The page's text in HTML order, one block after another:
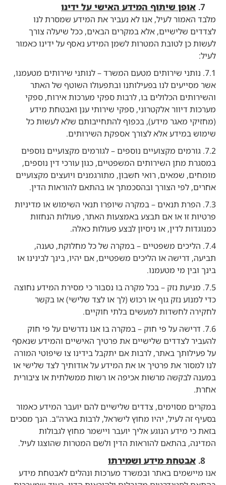
אופן שיתוף המידע האישי על ידינו
מלבד האמור לעיל, אנו לא נעביר את המידע שמסרת לנו
לצדדים שלישיים, אלא במקרים הבאים, ככל שיעלה צורך
לעשות כן לטובת המטרות לשמן המידע נאסף על ידינו כאמור
לעיל:
7.1. נותני שירותים מטעם המשרד – לנותני שירותים מטעמנו,
אשר מסייעים לנו בפעילותנו ובתפעולו השוטף של האתר
והשירותים הכלולים בו, לרבות ספקי מערכות אירוח, ספקי
מערכות דיוור אלקטרוני, ספקי שירותי ענן ואבטחת מידע
(מחזיקי מאגר מידע), בכפוף להתחייבותם שלא לעשות כל
שימוש במידע אלא לצורך אספקת השירותים.
7.2. גורמים מקצועיים נוספים – לגורמים מקצועיים נוספים
במסגרת מתן השירותים המשפטיים, כגון עורכי דין נוספים,
מומחים, שמאים, רואי חשבון, מתורגמנים ויועצים מקצועיים
אחרים, לפי הצורך ובהסכמתך או בהתאם להוראות הדין.
7.3. הפרת תנאים – במקרה שיופרו תנאי השימוש או מדיניות
פרטיות זו או אם תבצע באמצעות האתר, פעולות הנחזות
כמנוגדות לדין, או ניסיון לבצע פעולות כאלה.
7.4. הליכים משפטיים – במקרה של כל מחלוקת, טענה,
תביעה, דרישה או הליכים משפטיים, אם יהיו, בינך לבינינו או
בינך ובין מי מטעמנו.
7.5. מניעת נזק – בכל מקרה בו נסבור כי מסירת המידע נחוצה
כדי למנוע נזק גוף או רכוש (לך או לצד שלישי) או בקשר
לחקירה לחשדות למעשים בלתי חוקיים.
7.6. דרישה על פי חוק – במקרה בו אנו נדרשים על פי חוק
להעביר לצדדים שלישיים את פרטיך האישיים והמידע שנאסף
על פעילותך באתר, לרבות אם יתקבל בידינו צו שיפוטי המורה
לנו למסור את פרטיך או את המידע על אודותיך לצד שלישי או
במענה לבקשה מרשות אכיפה או רשות ממשלתית או ציבורית
אחרת.
במקרים מסוימים, צדדים שלישיים להם יועבר המידע כאמור
בסעיף זה לעיל, יהיו מחוץ לישראל, לרבות בארה"ב. הנך מסכים
בזאת כי מידע הנוגע אליך יועבר ויישמר מחוץ לגבולות
המדינה, בהתאם להוראות הדין ולשם המטרות שהוצגו לעיל.
אבטחת מידע ושמירתו
אנו מיישמים באתר ובמשרד מערכות ונהלים לאבטחת מידע